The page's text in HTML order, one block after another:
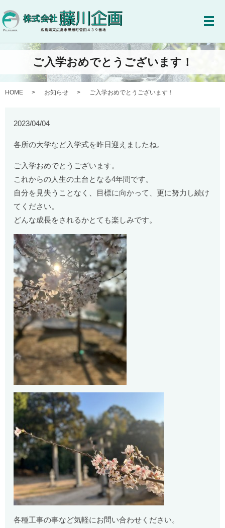
メ
ご入学おめでとうございます！
HOME お知らせ ご入学おめでとうございます！
2023/04/04
各所の大学など入学式を昨日迎えましたね。
ご入学おめでとうございます。
これからの人生の土台となる4年間です。
自分を見失うことなく、目標に向かって、更に努力し続け
てください。
どんな成長をされるかとても楽しみです。
各種工事の事など気軽にお問い合わせください。